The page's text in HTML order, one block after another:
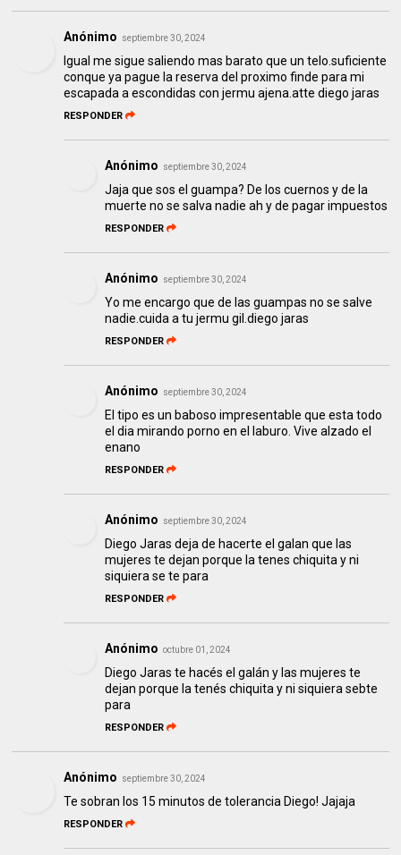
Anónimo septiembre 30, 2024
Igual me sigue saliendo mas barato que un telo.suficiente
conque ya pague la reserva del proximo finde para mi
escapada a escondidas con jermu ajena.atte diego jaras
RESPONDER
Anónimo septiembre 30, 2024
Jaja que sos el guampa? De los cuernos y de la
muerte no se salva nadie ah y de pagar impuestos
RESPONDER
Anónimo septiembre 30, 2024
Yo me encargo que de las guampas no se salve
nadie.cuida a tu jermu gil.diego jaras
RESPONDER
Anónimo septiembre 30, 2024
El tipo es un baboso impresentable que esta todo
el dia mirando porno en el laburo. Vive alzado el
enano
RESPONDER
Anónimo septiembre 30, 2024
Diego Jaras deja de hacerte el galan que las
mujeres te dejan porque la tenes chiquita y ni
siquiera se te para
RESPONDER
Anónimo octubre 01, 2024
Diego Jaras te hacés el galán y las mujeres te
dejan porque la tenés chiquita y ni siquiera sebte
para
RESPONDER
Anónimo septiembre 30, 2024
Te sobran los 15 minutos de tolerancia Diego! Jajaja
RESPONDER